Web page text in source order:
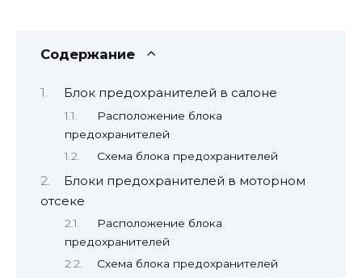
Содержание
Блок предохранителей в салоне
Расположение блока
предохранителей
Схема блока предохранителей
Блоки предохранителей в моторном
отсеке
Расположение блока
предохранителей
Схема блока предохранителей